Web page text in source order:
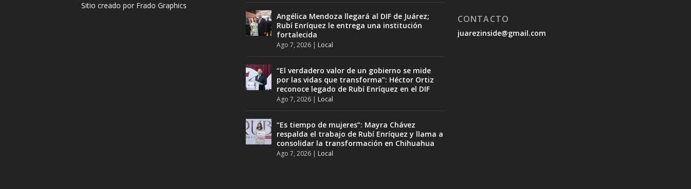
Sitio creado por Frado Graphics
Angélica Mendoza llegará al DIF de Juárez;
Rubí Enríquez le entrega una institución
fortalecida
Ago 7, 2026 | Local
“El verdadero valor de un gobierno se mide
por las vidas que transforma”: Héctor Ortiz
reconoce legado de Rubí Enríquez en el DIF
Ago 7, 2026 | Local
“Es tiempo de mujeres”: Mayra Chávez
respalda el trabajo de Rubí Enríquez y llama a
consolidar la transformación en Chihuahua
Ago 7, 2026 | Local
CONTACTO
juarezinside@gmail.com